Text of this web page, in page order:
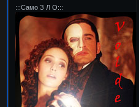
:::Само З Л О:::